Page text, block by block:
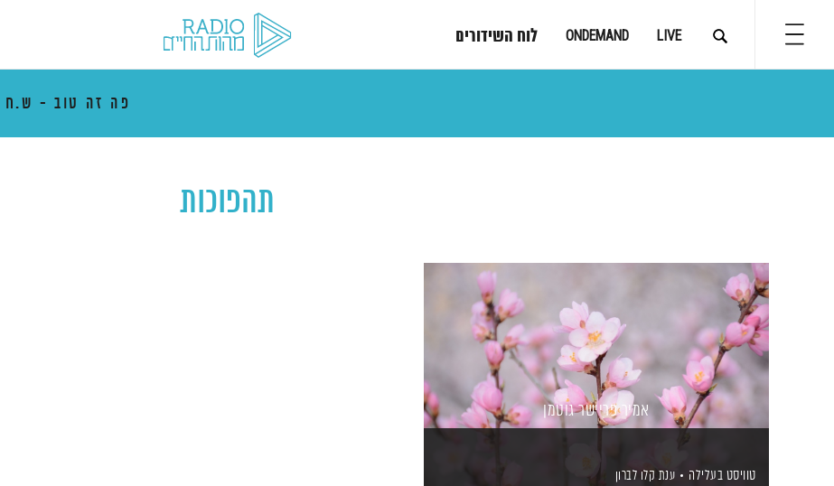
LIVE
ONDEMAND לוח השידורים
פה זה טוב - ש.ח
תהפוכות
אמיר פריישר גוטמן
טוויסט בעלילה ענת קלו לברון